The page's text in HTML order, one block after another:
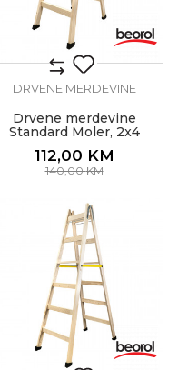
DRVENE MERDEVINE
Drvene merdevine
Standard Moler, 2x4
112,00 KM
140,00KM